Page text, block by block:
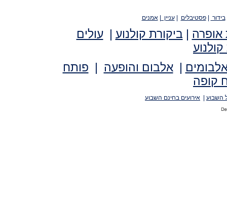
בידור |פסטיבלים |עניין |אמנים
אופרה | ביקורת קולנוע |עולים
קולנוע
|אלבום והופעה | פותח
קופה
השבוע אירועים בחינם השבוע